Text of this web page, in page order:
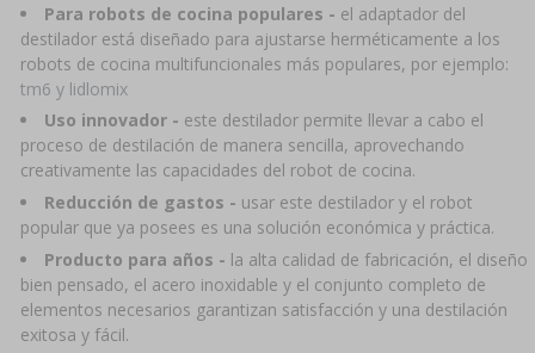
Para robots de cocina populares - el adaptador del
destilador está diseñado para ajustarse herméticamente a los
robots de cocina multifuncionales más populares, por ejemplo:
tm6 y lidlomix
Uso innovador - este destilador permite llevar a cabo el
proceso de destilación de manera sencilla, aprovechando
creativamente las capacidades del robot de cocina.
Reducción de gastos - usar este destilador y el robot
popular que ya posees es una solución económica y práctica.
Producto para años - la alta calidad de fabricación, el diseño
bien pensado, el acero inoxidable y el conjunto completo de
elementos necesarios garantizan satisfacción y una destilación
exitosa y fácil.